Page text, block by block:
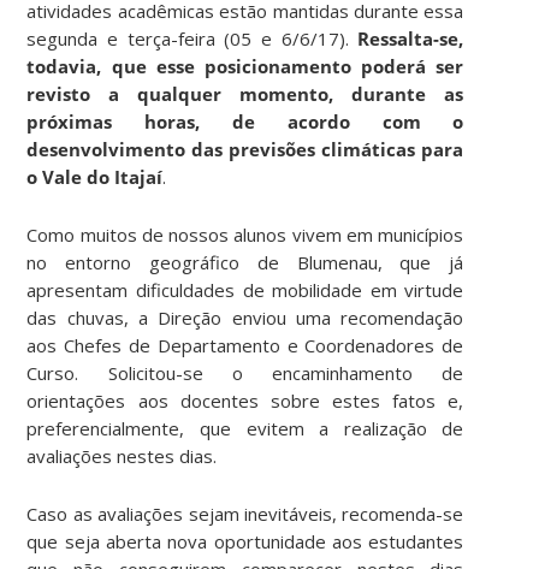
atividades acadêmicas estão mantidas durante essa
segunda e terça-feira (05 e 6/6/17). Ressalta-se,
todavia, que esse posicionamento poderá ser
revisto a qualquer momento, durante as
próximas horas, de acordo com o
desenvolvimento das previsões climáticas para
o Vale do Itajaí.
Como muitos de nossos alunos vivem em municípios
no entorno geográfico de Blumenau, que já
apresentam dificuldades de mobilidade em virtude
das chuvas, a Direção enviou uma recomendação
aos Chefes de Departamento e Coordenadores de
Curso. Solicitou-se o encaminhamento de
orientações aos docentes sobre estes fatos e,
preferencialmente, que evitem a realização de
avaliações nestes dias.
Caso as avaliações sejam inevitáveis, recomenda-se
que seja aberta nova oportunidade aos estudantes